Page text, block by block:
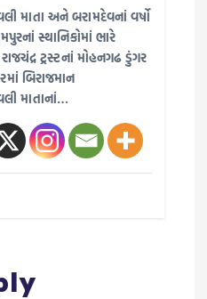
માતા અને બરામદેવનાં વર્ષો
સ્થાનિકોમાં ભારે
ટ્રસ્ટનાં મોહનગઢ ડુંગર
બિરાજમાન
માતાનાં…